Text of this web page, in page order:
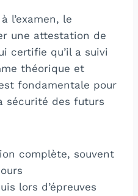
l’examen, le
une attestation de
certifie qu’il a suivi
théorique et
fondamentale pour
sécurité des futurs
complète, souvent
lors d’épreuves